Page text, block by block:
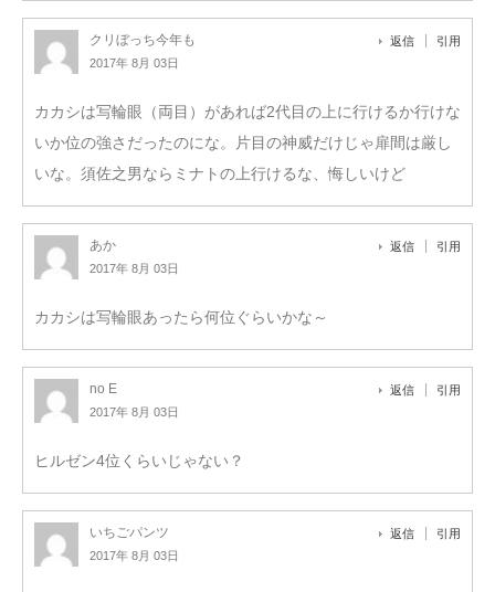
クリぼっち今年も
2017年 8月 03日
返信 引用
カカシは写輪眼（両目）があれば2代目の上に行けるか行けな
いか位の強さだったのにな。片目の神威だけじゃ扉間は厳し
いな。須佐之男ならミナトの上行けるな、悔しいけど
あか
2017年 8月 03日
返信 引用
カカシは写輪眼あったら何位ぐらいかな～
no E
2017年 8月 03日
返信 引用
ヒルゼン4位くらいじゃない？
いちごパンツ
2017年 8月 03日
返信 引用